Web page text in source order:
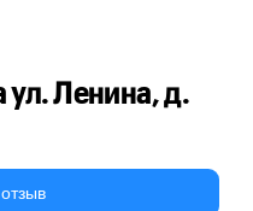
Ленина, д.